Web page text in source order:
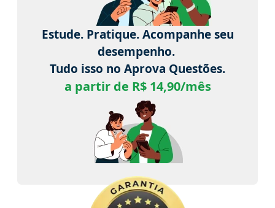
Estude. Pratique. Acompanhe seu
desempenho.
Tudo isso no Aprova Questões.
a partir de R$ 14,90/mês